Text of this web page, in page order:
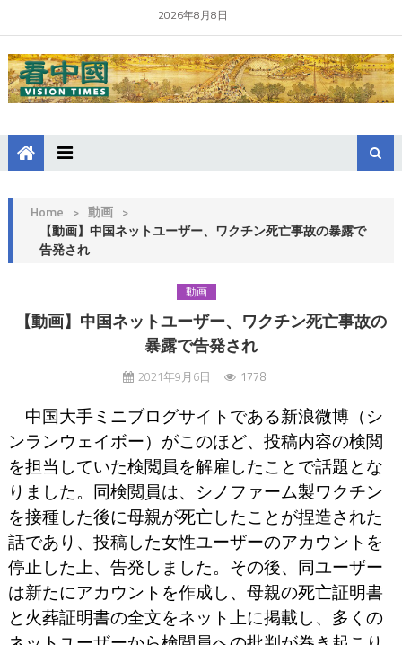
2026年8月8日
Home > 動画 >
【動画】中国ネットユーザー、ワクチン死亡事故の暴露で
告発され
動画
【動画】中国ネットユーザー、ワクチン死亡事故の
暴露で告発され
2021年9月6日 1778
中国大手ミニブログサイトである新浪微博（シ
ンランウェイボー）がこのほど、投稿内容の検閲
を担当していた検閲員を解雇したことで話題とな
りました。同検閲員は、シノファーム製ワクチン
を接種した後に母親が死亡したことが捏造された
話であり、投稿した女性ユーザーのアカウントを
停止した上、告発しました。その後、同ユーザー
は新たにアカウントを作成し、母親の死亡証明書
と火葬証明書の全文をネット上に掲載し、多くの